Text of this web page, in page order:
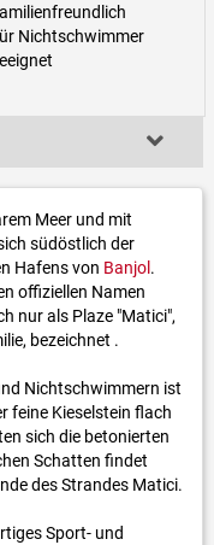
Nichtschwimmer
Meer und mit
südöstlich der
Hafens von Banjol .
offiziellen Namen
nur als Plaze "Matici",
bezeichnet .
Nichtschwimmern ist
feine Kieselstein flach
sich die betonierten
Schatten findet
des Strandes Matici.
Sport- und